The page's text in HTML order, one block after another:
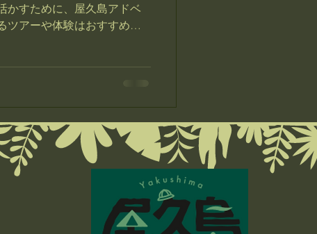
かすために、屋久島アドベ
ツアーや体験はおすすめで